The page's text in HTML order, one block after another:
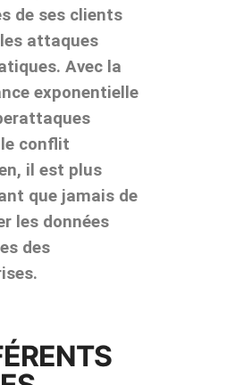
de ses clients
attaques
Avec la
exponentielle
conflit
il est plus
que jamais de
les données
des